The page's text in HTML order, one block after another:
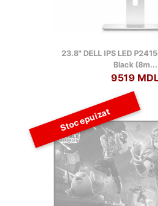
23.8" DELL IPS LED
Black (8m...
9519
Stoc epuizat